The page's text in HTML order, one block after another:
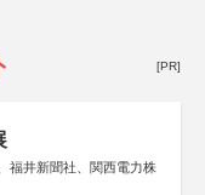
[PR]
福井新聞社、関西電力株